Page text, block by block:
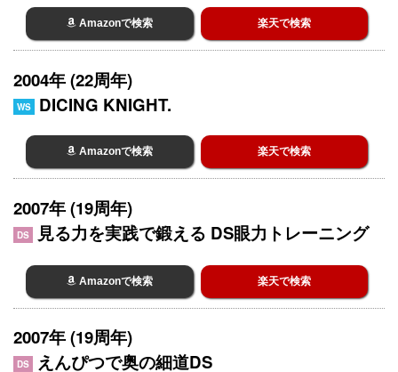
Amazonで検索 楽天で検索
2004年 (22周年)
WS DICING KNIGHT.
Amazonで検索 楽天で検索
2007年 (19周年)
DS 見る力を実践で鍛える DS眼力トレーニング
Amazonで検索 楽天で検索
2007年 (19周年)
DS えんぴつで奥の細道DS